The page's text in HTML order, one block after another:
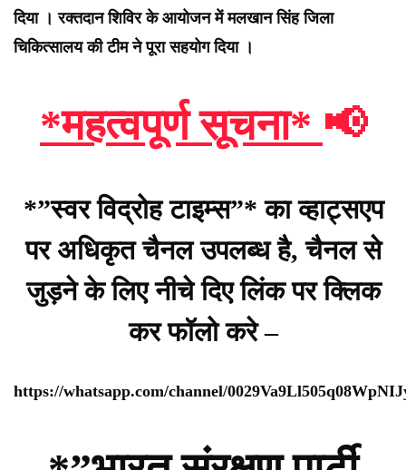
दिया । रक्तदान शिविर के आयोजन में मलखान सिंह जिला
चिकित्सालय की टीम ने पूरा सहयोग दिया ।
*महत्वपूर्ण सूचना* 📢
*”स्वर विद्रोह टाइम्स”* का व्हाट्सएप
पर अधिकृत चैनल उपलब्ध है, चैनल से
जुड़ने के लिए नीचे दिए लिंक पर क्लिक
कर फॉलो करे –
https://whatsapp.com/channel/